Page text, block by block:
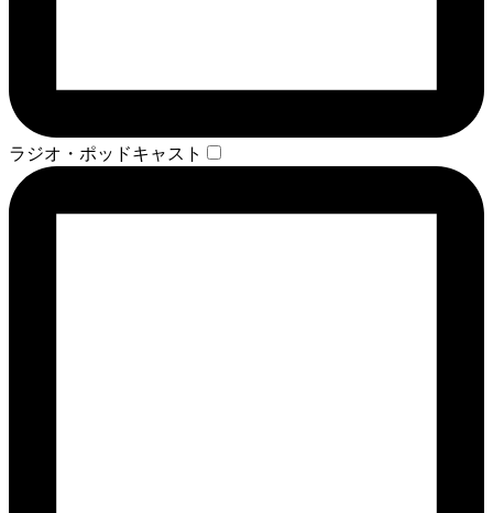
ラジオ・ポッドキャスト